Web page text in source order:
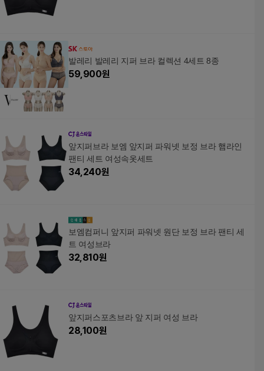
발레리 발레리 지퍼 브라 컬렉션 4세트 8종
59,900원
앞지퍼브라 보엠 앞지퍼 파워넷 보정 브라 햄라인
팬티 세트 여성속옷세트
34,240원
보엠컴퍼니 앞지퍼 파워넷 원단 보정 브라 팬티 세
트 여성브라
32,810원
앞지퍼스포츠브라 앞 지퍼 여성 브라
28,100원